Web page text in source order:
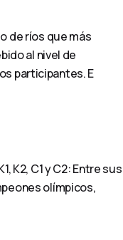
de ríos que más
al nivel de
participantes. E
K2, C1 y C2: Entre sus
olímpicos,